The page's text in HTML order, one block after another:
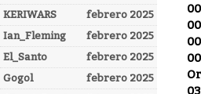
febrero 2025
KERIWARS
febrero 2025
Ian_Fleming
febrero 2025
El_Santo
febrero 2025
Gogol